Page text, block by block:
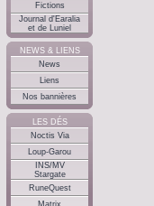
Fictions
Journal d'Earalia
et de Luniel
NEWS & LIENS
News
Liens
Nos bannières
LES DÉS
Noctis Via
Loup-Garou
INS/MV
Stargate
RuneQuest
Matrix